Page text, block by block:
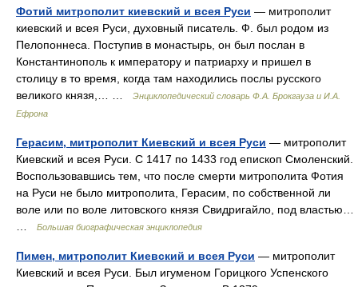
Фотий митрополит киевский и всея Руси — митрополит
киевский и всея Руси, духовный писатель. Ф. был родом из
Пелопоннеса. Поступив в монастырь, он был послан в
Константинополь к императору и патриарху и пришел в
столицу в то время, когда там находились послы русского
великого князя,… …
Энциклопедический словарь Ф.А. Брокгауза и И.А.
Ефрона
Герасим, митрополит Киевский и всея Руси — митрополит
Киевский и всея Руси. С 1417 по 1433 год епископ Смоленский.
Воспользовавшись тем, что после смерти митрополита Фотия
на Руси не было митрополита, Герасим, по собственной ли
воле или по воле литовского князя Свидригайло, под властью…
Большая биографическая энциклопедия
Пимен, митрополит Киевский и всея Руси — митрополит
Киевский и всея Руси. Был игуменом Горицкого Успенского